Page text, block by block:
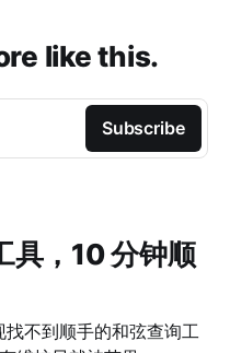
like this.
Subscribe
具，10 分钟顺
不到顺手的和弦查询工